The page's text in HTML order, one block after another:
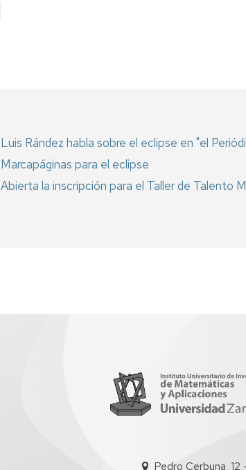
Luis Rández habla sobre el eclipse en "el
Marcapáginas para el eclipse
Abierta la inscripción para el Taller de Talento
Pedro Cerbuna,